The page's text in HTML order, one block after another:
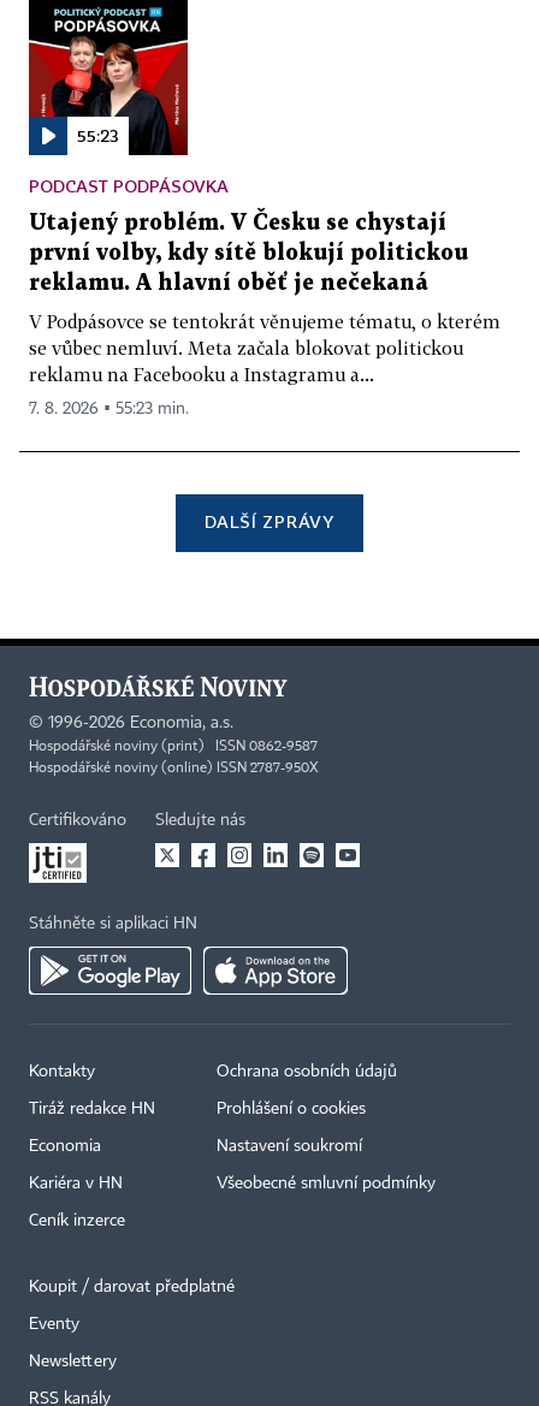
55:23
PODCAST PODPÁSOVKA
Utajený problém. V Česku se chystají
první volby, kdy sítě blokují politickou
reklamu. A hlavní oběť je nečekaná
V Podpásovce se tentokrát věnujeme tématu, o kterém
se vůbec nemluví. Meta začala blokovat politickou
reklamu na Facebooku a Instagramu a...
7. 8. 2026 ▪ 55:23 min.
DALŠÍ ZPRÁVY
© 1996-2026 Economia, a.s.
Hospodářské noviny (print) ISSN 0862-9587
Hospodářské noviny (online) ISSN 2787-950X
Certifikováno Sledujte nás
Stáhněte si aplikaci HN
Kontakty
Tiráž redakce HN
Economia
Kariéra v HN
Ceník inzerce
Ochrana osobních údajů
Prohlášení o cookies
Nastavení soukromí
Všeobecné smluvní podmínky
Koupit / darovat předplatné
Eventy
Newslettery
RSS kanály